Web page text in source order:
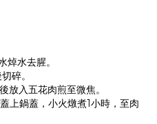
焯水去腥。
碎。
放入五花肉煎至微焦。
上鍋蓋，小火燉煮1小時，至肉